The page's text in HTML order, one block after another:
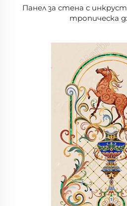
Панел за стена с
тропическа